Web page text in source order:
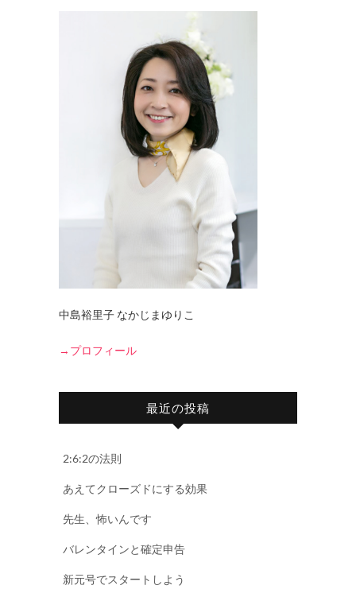
中島裕里子 なかじまゆりこ
→プロフィール
最近の投稿
2:6:2の法則
あえてクローズドにする効果
先生、怖いんです
バレンタインと確定申告
新元号でスタートしよう